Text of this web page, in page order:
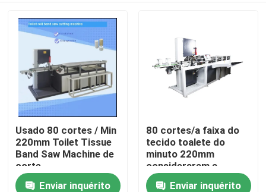
Para casa
Produtos
Usado 80 cortes / Min
220mm Toilet Tissue
Band Saw Machine de
corte
Enviar inquérito
80 cortes/a faixa do
tecido toalete do
minuto 220mm
consideraram a
máquina de corte
Enviar inquérito